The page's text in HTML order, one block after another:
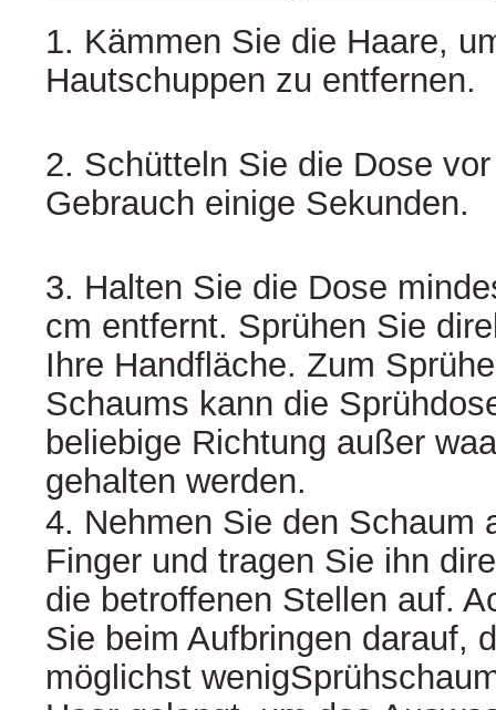
1. Kämmen Sie die Haare,
Hautschuppen zu entfernen.
2. Schütteln Sie die Dose vor
Gebrauch einige Sekunden.
3. Halten Sie die Dose
cm entfernt. Sprühen Sie
Ihre Handfläche. Zum
Schaums kann die
beliebige Richtung außer
gehalten werden.
4. Nehmen Sie den Schaum
Finger und tragen Sie ihn
die betroffenen Stellen auf.
Sie beim Aufbringen darauf,
möglichst